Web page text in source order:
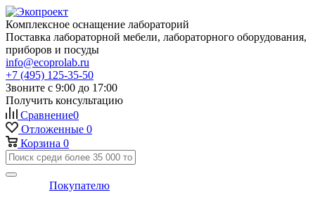
Комплексное оснащение лабораторий
Поставка лабораторной мебели, лабораторного оборудования,
приборов и посуды
info@ecoprolab.ru
+7 (495) 125-35-50
Звоните с 9:00 до 17:00
Получить консультацию
Сравнение0
Отложенные 0
Корзина 0
Покупателю